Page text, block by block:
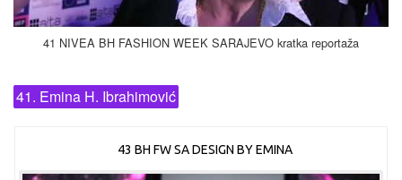
41 NIVEA BH FASHION WEEK SARAJEVO kratka reportaža
41. Emina H. Ibrahimović
43 BH FW SA DESIGN BY EMINA